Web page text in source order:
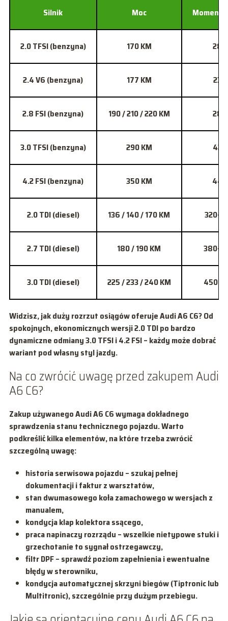
Silnik Moc Moment
2.0 TFSI (benzyna) 170 KM 280
2.4 V6 (benzyna) 177 KM 230
2.8 FSI (benzyna) 190 / 210 / 220 KM 280
3.0 TFSI (benzyna) 290 KM 420
4.2 FSI (benzyna) 350 KM 440
2.0 TDI (diesel) 136 / 140 / 170 KM
2.7 TDI (diesel) 180 / 190 KM
3.0 TDI (diesel) 225 / 233 / 240 KM
Widzisz, jak duży rozrzut osiągów oferuje Audi A6 C6? Od
spokojnych, ekonomicznych wersji 2.0 TDI po bardzo
dynamiczne odmiany 3.0 TFSI i 4.2 FSI – każdy może dobrać
wariant pod własny styl jazdy.
Na co zwrócić uwagę przed zakupem Audi
A6 C6?
Zakup używanego Audi A6 C6 wymaga dokładnego
sprawdzenia stanu technicznego pojazdu. Warto
podkreślić kilka elementów, na które trzeba zwrócić
szczególną uwagę:
historia serwisowa pojazdu – szukaj pełnej
dokumentacji i faktur z warsztatów,
stan dwumasowego koła zamachowego w wersjach z
manualem,
kondycja klap kolektora ssącego,
praca napinaczy rozrządu – wszelkie nietypowe stuki i
grzechotanie to sygnał ostrzegawczy,
filtr DPF – sprawdź poziom zapełnienia i ewentualne
błędy w sterowniku,
kondycja automatycznej skrzyni biegów (Tiptronic lub
Multitronic), szczególnie przy dużym przebiegu.